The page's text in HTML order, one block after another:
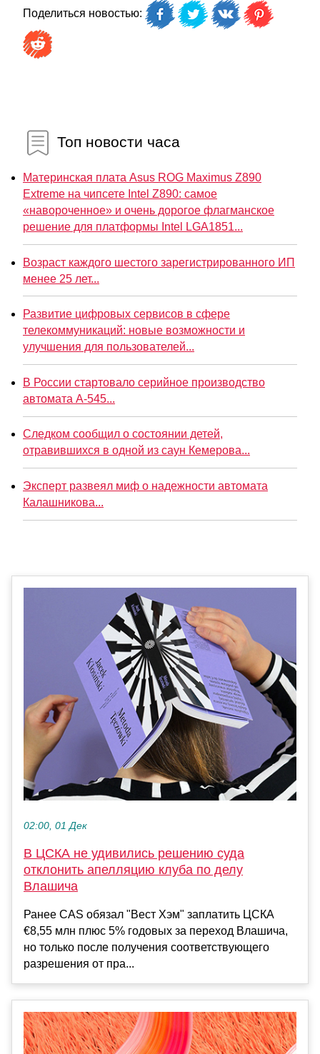
Поделиться новостью:
Топ новости часа
Материнская плата Asus ROG Maximus Z890
Extreme на чипсете Intel Z890: самое
«навороченное» и очень дорогое флагманское
решение для платформы Intel LGA1851...
Возраст каждого шестого зарегистрированного ИП
менее 25 лет...
Развитие цифровых сервисов в сфере
телекоммуникаций: новые возможности и
улучшения для пользователей...
В России стартовало серийное производство
автомата А-545...
Следком сообщил о состоянии детей,
отравившихся в одной из саун Кемерова...
Эксперт развеял миф о надежности автомата
Калашникова...
02:00, 01 Дек
В ЦСКА не удивились решению суда
отклонить апелляцию клуба по делу
Влашича
Ранее CAS обязал "Вест Хэм" заплатить ЦСКА
€8,55 млн плюс 5% годовых за переход Влашича,
но только после получения соответствующего
разрешения от пра...